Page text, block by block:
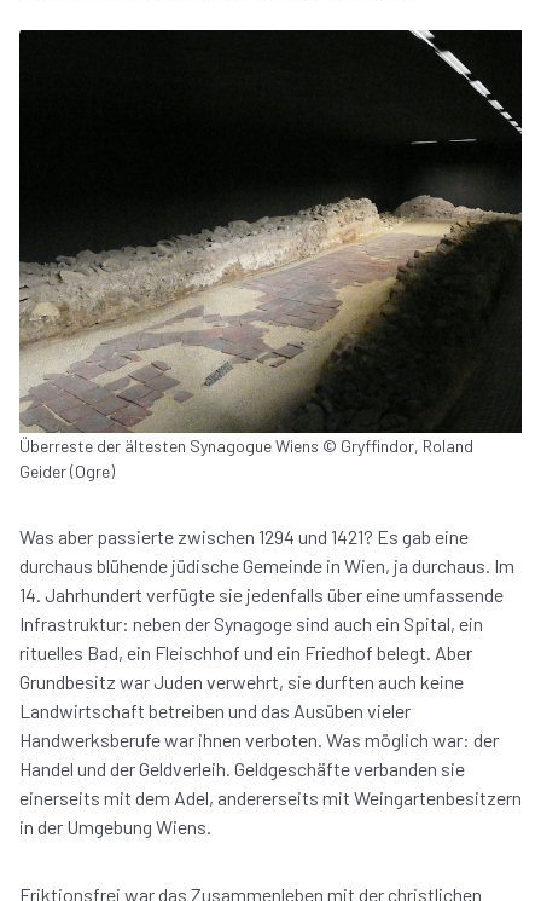
Überreste der ältesten Synagogue Wiens © Gryffindor, Roland
Geider (Ogre)
Was aber passierte zwischen 1294 und 1421? Es gab eine
durchaus blühende jüdische Gemeinde in Wien, ja durchaus. Im
14. Jahrhundert verfügte sie jedenfalls über eine umfassende
Infrastruktur: neben der Synagoge sind auch ein Spital, ein
rituelles Bad, ein Fleischhof und ein Friedhof belegt. Aber
Grundbesitz war Juden verwehrt, sie durften auch keine
Landwirtschaft betreiben und das Ausüben vieler
Handwerksberufe war ihnen verboten. Was möglich war: der
Handel und der Geldverleih. Geldgeschäfte verbanden sie
einerseits mit dem Adel, andererseits mit Weingartenbesitzern
in der Umgebung Wiens.
Friktionsfrei war das Zusammenleben mit der christlichen